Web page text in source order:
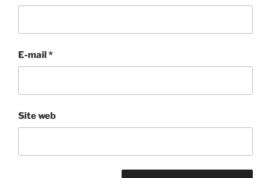
E-mail*
Site web